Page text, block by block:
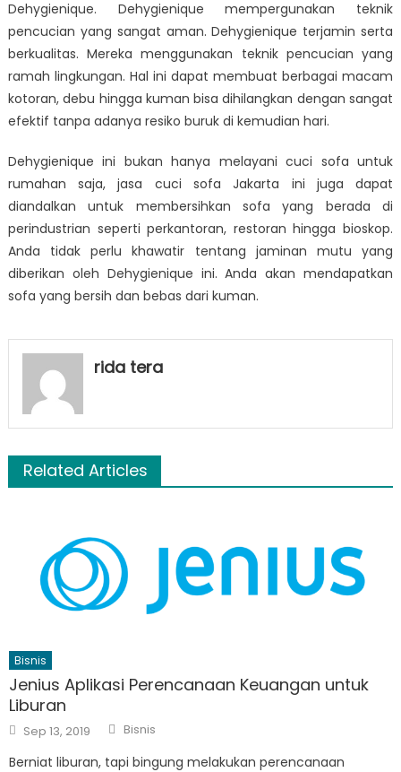
Dehygienique. Dehygienique mempergunakan teknik
pencucian yang sangat aman. Dehygienique terjamin serta
berkualitas. Mereka menggunakan teknik pencucian yang
ramah lingkungan. Hal ini dapat membuat berbagai macam
kotoran, debu hingga kuman bisa dihilangkan dengan sangat
efektif tanpa adanya resiko buruk di kemudian hari.
Dehygienique ini bukan hanya melayani cuci sofa untuk
rumahan saja, jasa cuci sofa Jakarta
ini juga dapat
diandalkan untuk membersihkan sofa yang berada di
perindustrian seperti perkantoran, restoran hingga bioskop.
Anda tidak perlu khawatir tentang jaminan mutu yang
diberikan oleh Dehygienique ini. Anda akan mendapatkan
sofa yang bersih dan bebas dari kuman.
rida tera
Related Articles
Bisnis
Jenius Aplikasi Perencanaan Keuangan untuk
Liburan
Posted
on
Sep 13, 2019 Author
Bisnis
Berniat liburan, tapi bingung melakukan perencanaan